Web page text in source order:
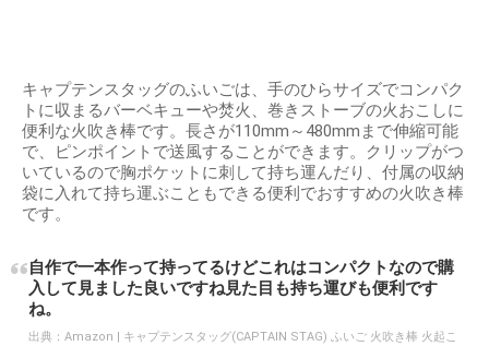
キャプテンスタッグのふいごは、手のひらサイズでコンパク
トに収まるバーベキューや焚火、巻きストーブの火おこしに
便利な火吹き棒です。長さが110mm～480mmまで伸縮可能
で、ピンポイントで送風することができます。クリップがつ
いているので胸ポケットに刺して持ち運んだり、付属の収納
袋に入れて持ち運ぶこともできる便利でおすすめの火吹き棒
です。
自作で一本作って持ってるけどこれはコンパクトなので購
入して見ました良いですね見た目も持ち運びも便利です
ね。
出典： Amazon | キャプテンスタッグ(CAPTAIN STAG) ふいご 火吹き棒 火起こ